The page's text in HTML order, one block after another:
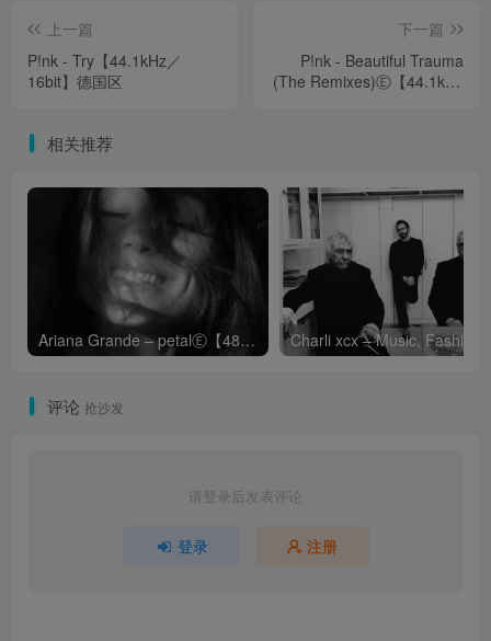
上一篇
P!nk - Try【44.1kHz／
16bit】德国区
下一篇
P!nk - Beautiful Trauma
(The Remixes)Ⓔ【44.1kHz
相关推荐
Ariana Grande – petalⒺ【48kHz／24bit】英国区
评论 抢沙发
请登录后发表评论
登录 注册